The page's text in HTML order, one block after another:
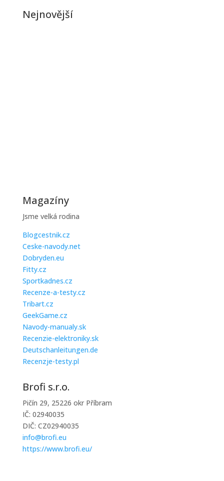
Nejnovější
Magazíny
Jsme velká rodina
Blogcestnik.cz
Ceske-navody.net
Dobryden.eu
Fitty.cz
Sportkadnes.cz
Recenze-a-testy.cz
Tribart.cz
GeekGame.cz
Navody-manualy.sk
Recenzie-elektroniky.sk
Deutschanleitungen.de
Recenzje-testy.pl
Brofi s.r.o.
Pičín 29, 25226 okr Příbram
IČ: 02940035
DIČ: CZ02940035
info@brofi.eu
https://www.brofi.eu/